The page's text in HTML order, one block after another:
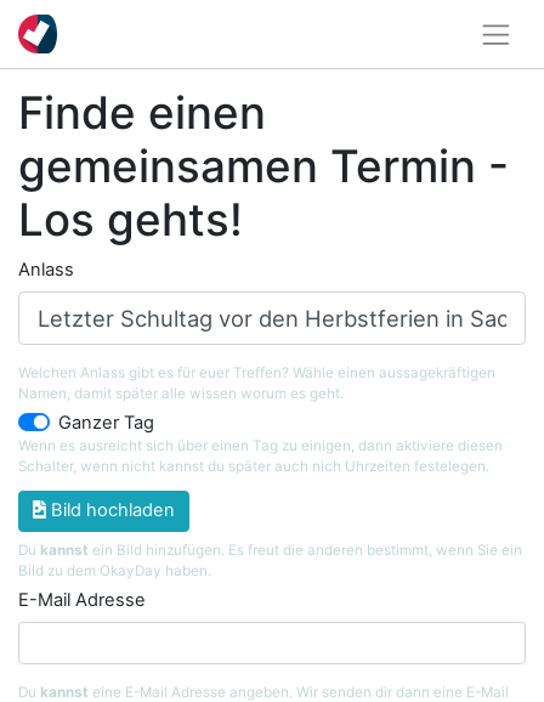
Finde einen
gemeinsamen Termin -
Los gehts!
Anlass
Welchen Anlass gibt es für euer Treffen? Wähle einen aussagekräftigen
Namen, damit später alle wissen worum es geht.
Ganzer Tag
Wenn es ausreicht sich über einen Tag zu einigen, dann aktiviere diesen
Schalter, wenn nicht kannst du später auch nich Uhrzeiten festelegen.
Bild hochladen
Du kannst ein Bild hinzufügen. Es freut die anderen bestimmt, wenn Sie ein
Bild zu dem OkayDay haben.
E-Mail Adresse
Du kannst eine E-Mail Adresse angeben. Wir senden dir dann eine E-Mail